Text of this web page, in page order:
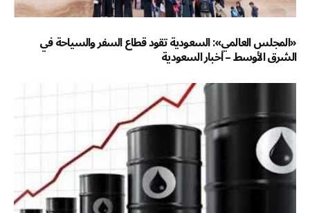
«المجلس العالمي»: السعودية تقود قطاع السفر والسياحة في
الشرق الأوسط – أخبار السعودية